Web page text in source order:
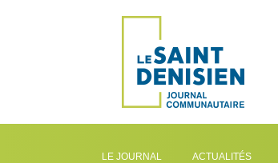
LE JOURNAL ACTUALITÉS